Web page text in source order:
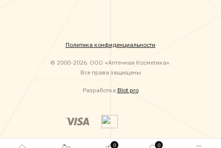
Политика конфиденциальности
© 2000-2026. ООО «Аптечная Косметика».
Все права защищены
Разработка Blot.pro
0 0